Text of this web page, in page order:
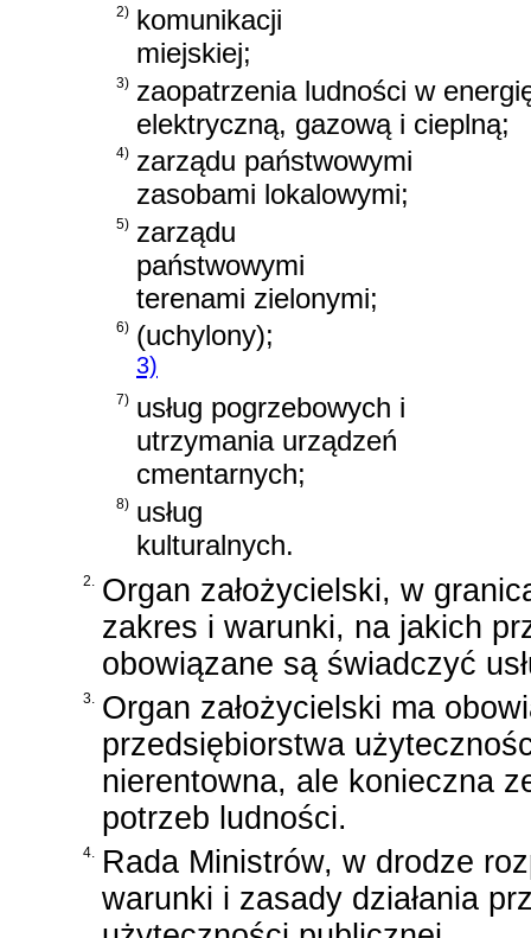
2) komunikacji
miejskiej;
3) zaopatrzenia ludności w
elektryczną, gazową i cieplną;
4) zarządu państwowymi
zasobami lokalowymi;
5) zarządu
państwowymi
terenami zielonymi;
6) (uchylony);
3)
7) usług pogrzebowych i
utrzymania urządzeń
cmentarnych;
8) usług
kulturalnych.
2. Organ założycielski, w
zakres i warunki, na jakich
obowiązane są świadczyć
3. Organ założycielski ma
przedsiębiorstwa
nierentowna, ale konieczna
potrzeb ludności.
4. Rada Ministrów, w drodze
warunki i zasady działania